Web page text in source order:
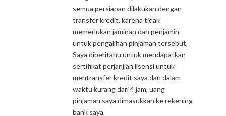
semua persiapan dilakukan dengan
transfer kredit, karena tidak
memerlukan jaminan dan penjamin
untuk pengalihan pinjaman tersebut,
Saya diberitahu untuk mendapatkan
sertifikat perjanjian lisensi untuk
mentransfer kredit saya dan dalam
waktu kurang dari 4 jam, uang
pinjaman saya dimasukkan ke rekening
bank saya.